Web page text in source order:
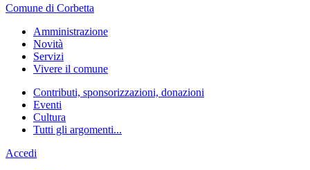
Comune di Corbetta
Amministrazione
Novità
Servizi
Vivere il comune
Contributi, sponsorizzazioni, donazioni
Eventi
Cultura
Tutti gli argomenti...
Accedi